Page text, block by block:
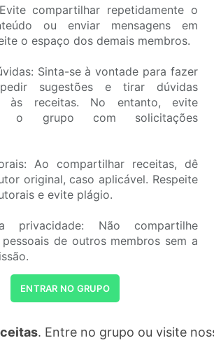
compartilhar repetidamente o
ou enviar mensagens em
o espaço dos demais membros.
Sinta-se à vontade para fazer
pedir sugestões e tirar dúvidas
às receitas. No entanto, evite
o grupo com solicitações
Ao compartilhar receitas, dê
original, caso aplicável. Respeite
e evite plágio.
privacidade: Não compartilhe
de outros membros sem a
ENTRAR NO GRUPO
. Entre no grupo ou visite